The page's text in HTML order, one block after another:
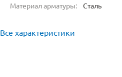
Материал арматуры:
Сталь
Все характеристики